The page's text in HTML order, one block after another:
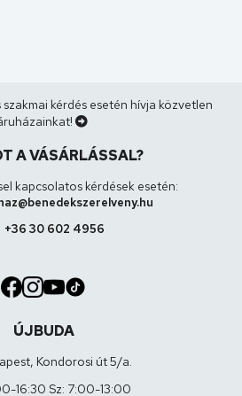
kérdés esetén hívja közvetlen
A VÁSÁRLÁSSAL?
kapcsolatos kérdések esetén:
+36 30 602 4956
ÚJBUDA
Kondorosi út 5/a.
16:30 Sz: 7:00-13:00